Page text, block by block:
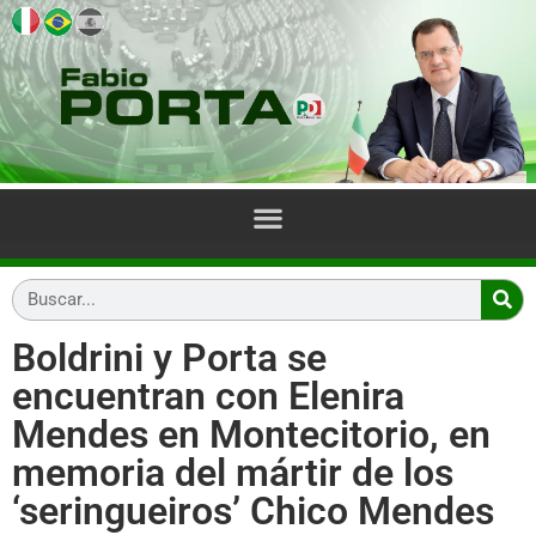
Boldrini y Porta se
encuentran con Elenira
Mendes en Montecitorio, en
memoria del mártir de los
‘seringueiros’ Chico Mendes